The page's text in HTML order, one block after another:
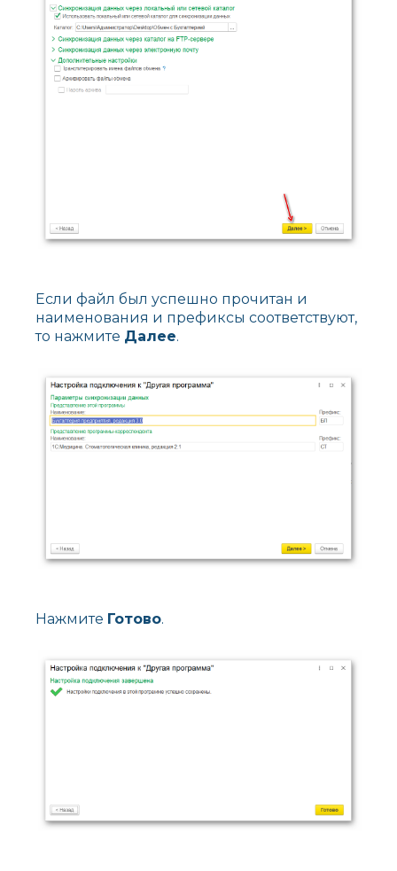
Если файл был успешно прочитан и
наименования и префиксы соответствуют,
то нажмите Далее.
Нажмите Готово.